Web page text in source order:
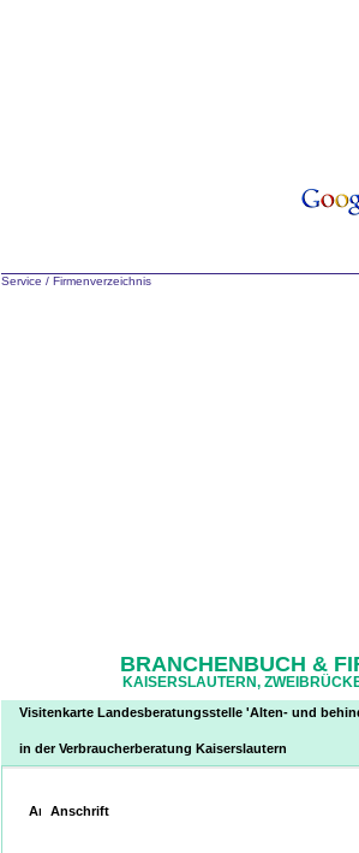
Service / Firmenverzeichnis
BRANCHENBUCH &
KAISERSLAUTERN,
Visitenkarte Landesberatungsstelle 'Alten- und
in der Verbraucherberatung Kaiserslautern
Anschrift